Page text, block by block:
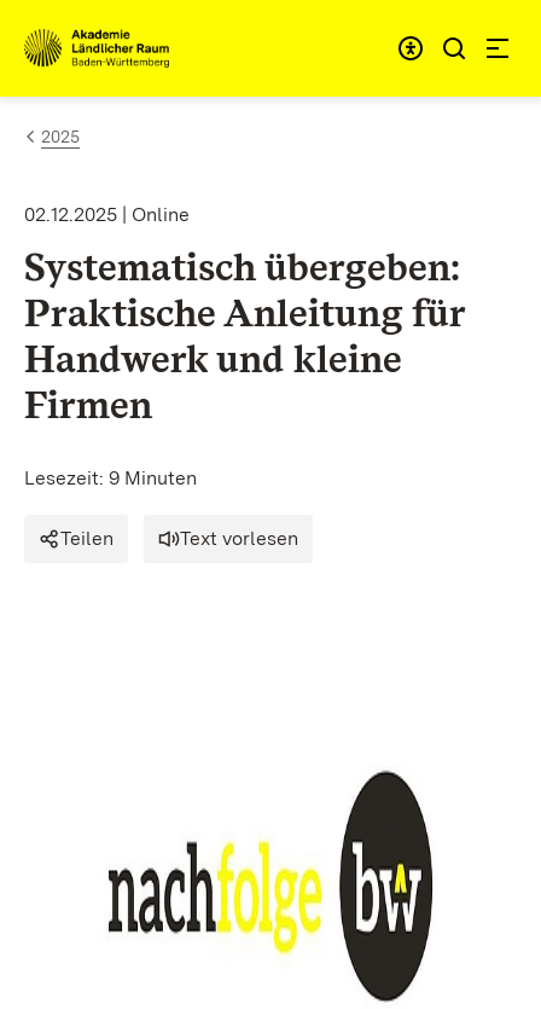
Zum Inhalt springen
Link zur Startseite
2025
02.12.2025 | Online
Systematisch übergeben:
Praktische Anleitung für
Handwerk und kleine
Firmen
Lesezeit: 9 Minuten
Teilen Text vorlesen